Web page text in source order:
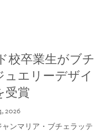
校卒業生がブチ
エリーデザイ
受賞
2026
ンマリア・ブチェラッテ